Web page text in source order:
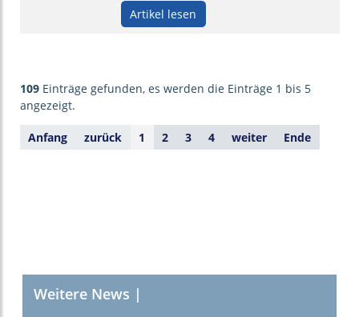
Artikel lesen
109Einträge gefunden, es werden die Einträge 1 bis 5
angezeigt.
Anfang zurück 1 2 3 4 weiter Ende
Weitere News |